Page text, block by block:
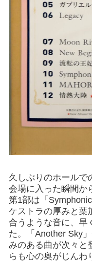
久しぶりのホールで
会場に入った瞬間か
第1部は「
ケストラの厚みと葉
合うような音に、早
た。「Another Sky
みのある曲が次々と
らも心の奥がじんわ